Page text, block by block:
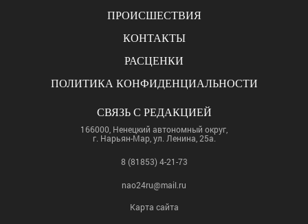
ПРОИСШЕСТВИЯ
КОНТАКТЫ
РАСЦЕНКИ
ПОЛИТИКА КОНФИДЕНЦИАЛЬНОСТИ
СВЯЗЬ С РЕДАКЦИЕЙ
166000, Ненецкий автономный округ,
г. Нарьян-Мар, ул. Ленина, 25а.
8 (81853) 4-21-73
nao24ru@mail.ru
Карта сайта